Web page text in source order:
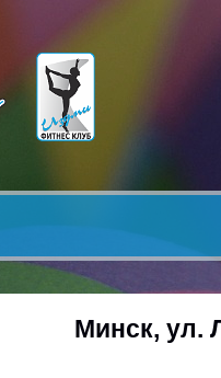
Минск, ул.